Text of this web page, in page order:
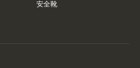
安全靴